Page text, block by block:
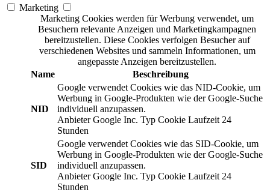
Marketing
Marketing Cookies werden für Werbung verwendet, um
Besuchern relevante Anzeigen und Marketingkampagnen
bereitzustellen. Diese Cookies verfolgen Besucher auf
verschiedenen Websites und sammeln Informationen, um
angepasste Anzeigen bereitzustellen.
Name
Beschreibung
NID
Google verwendet Cookies wie das NID-Cookie, um
Werbung in Google-Produkten wie der Google-Suche
individuell anzupassen.
Anbieter Google Inc. Typ Cookie Laufzeit 24
Stunden
SID
Google verwendet Cookies wie das SID-Cookie, um
Werbung in Google-Produkten wie der Google-Suche
individuell anzupassen.
Anbieter Google Inc. Typ Cookie Laufzeit 24
Stunden